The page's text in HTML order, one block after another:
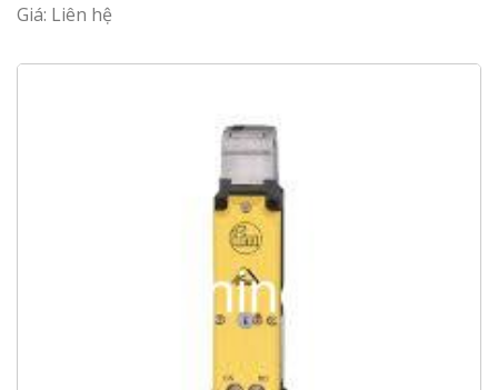
Giá: Liên hệ